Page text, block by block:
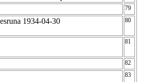
79
1934-04-30 80
81
82
83